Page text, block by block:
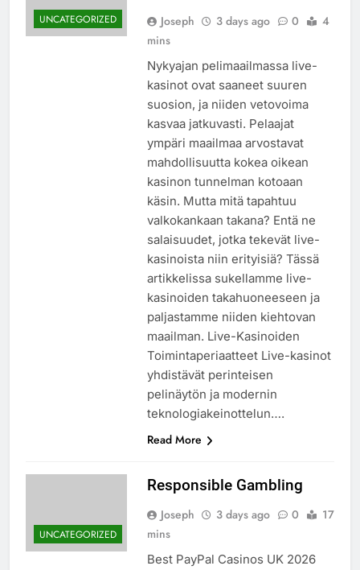
UNCATEGORIZED Joseph 3 days ago 0
4
mins
Nykyajan pelimaailmassa live-
kasinot ovat saaneet suuren
suosion, ja niiden vetovoima
kasvaa jatkuvasti. Pelaajat
ympäri maailmaa arvostavat
mahdollisuutta kokea oikean
kasinon tunnelman kotoaan
käsin. Mutta mitä tapahtuu
valkokankaan takana? Entä ne
salaisuudet, jotka tekevät live-
kasinoista niin erityisiä? Tässä
artikkelissa sukellamme live-
kasinoiden takahuoneeseen ja
paljastamme niiden kiehtovan
maailman. Live-Kasinoiden
Toimintaperiaatteet Live-kasinot
yhdistävät perinteisen
pelinäytön ja modernin
teknologiakeinottelun….
Read More
UNCATEGORIZED
Responsible Gambling
Joseph 3 days ago 0
17
mins
Best PayPal Casinos UK 2026